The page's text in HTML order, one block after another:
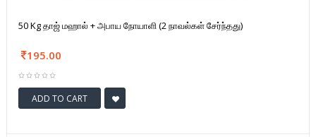
50 Kg தாஜ் மஹால் + அபாய நோயாளி (2 நாவல்கள் சேர்ந்தது)
195.00
ADD TO CART